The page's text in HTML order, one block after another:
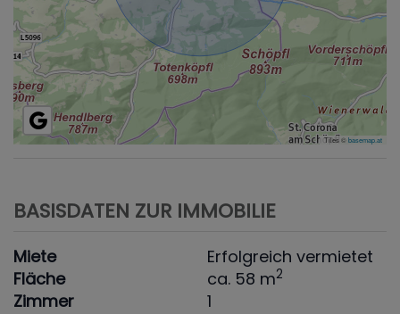
Tiles ©basemap.at
BASISDATEN ZUR IMMOBILIE
Miete
Erfolgreich vermietet
Fläche
ca. 58 m2
Zimmer 1